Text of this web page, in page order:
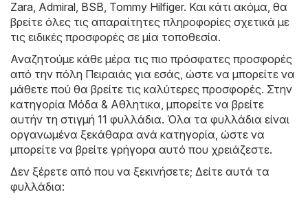
Zara, Admiral, BSB, Tommy Hilfiger. Και κάτι ακόμα, θα
βρείτε όλες τις απαραίτητες πληροφορίες σχετικά με
τις ειδικές προσφορές σε μία τοποθεσία.
Αναζητούμε κάθε μέρα τις πιο πρόσφατες προσφορές
από την πόλη Πειραιάς για εσάς, ώστε να μπορείτε να
μάθετε πού θα βρείτε τις καλύτερες προσφορές. Στην
κατηγορία Μόδα & Aθλητικα, μπορείτε να βρείτε
αυτήν τη στιγμή 11 φυλλάδια. Όλα τα φυλλάδια είναι
οργανωμένα ξεκάθαρα ανά κατηγορία, ώστε να
μπορείτε να βρείτε γρήγορα αυτό που χρειάζεστε.
Δεν ξέρετε από που να ξεκινήσετε; Δείτε αυτά τα
φυλλάδια: